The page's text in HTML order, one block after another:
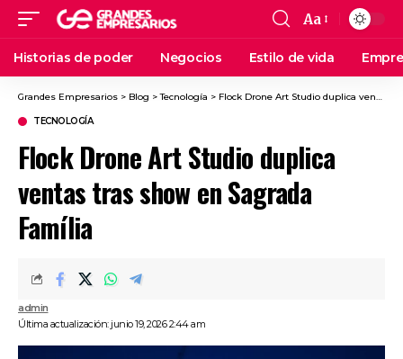
Aa
Historias de poder Negocios Estilo de vida
Grandes Empresarios > Blog >Tecnología > Flock Drone Art Studio duplica ventas tras show en Sagrada Família
TECNOLOGÍA
Flock Drone Art Studio duplica
ventas tras show en Sagrada
Família
Última actualización: junio 19, 2026 2:44 am
admin